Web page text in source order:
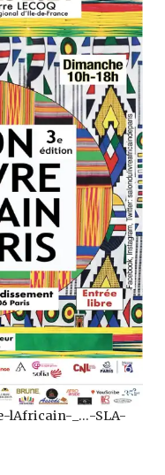
lAfricain-_…-SLA-